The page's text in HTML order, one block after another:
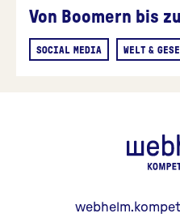
Von Boomern bis
SOCIAL MEDIA WELT &